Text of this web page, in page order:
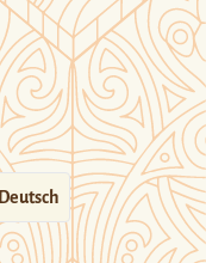
Deutsch